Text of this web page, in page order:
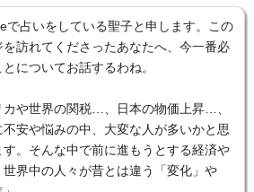
で占いをしている聖子と申します。この
を訪れてくださったあなたへ、今一番必
についてお話するわね。
カや世界の関税…、日本の物価上昇…、
不安や悩みの中、大変な人が多いかと思
す。そんな中で前に進もうとする経済や
世界中の人々が昔とは違う「変化」や